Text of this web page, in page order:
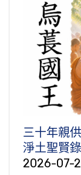
三十年親
淨土聖賢
2026-07-